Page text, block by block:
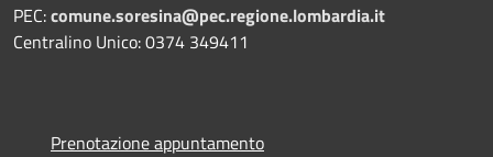
PEC:comune.soresina@pec.regione.lombardia.it
Centralino Unico: 0374 349411
Prenotazione appuntamento